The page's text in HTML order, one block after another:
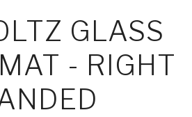
GLASS
- RIGHT